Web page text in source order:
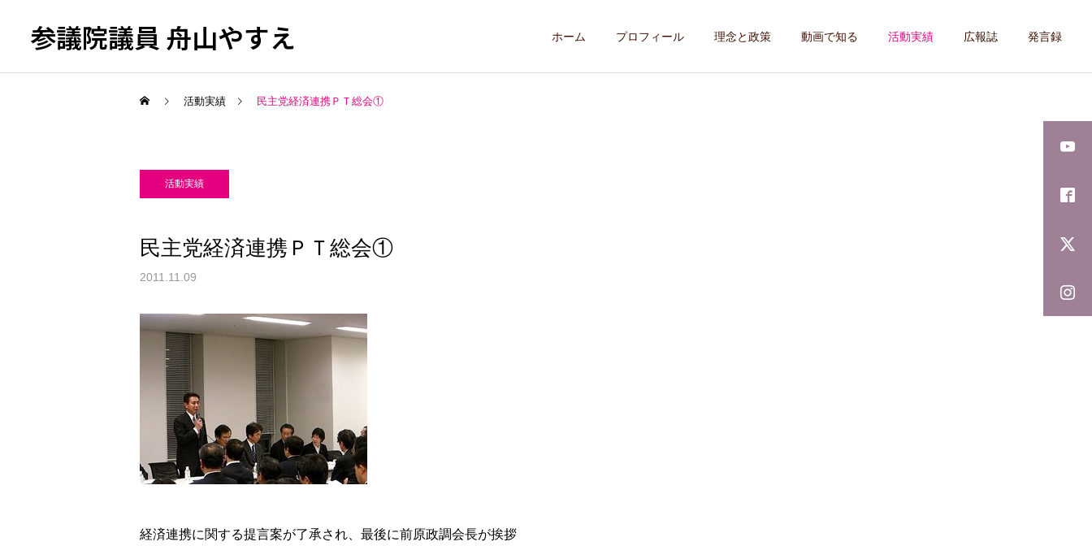
参議院議員 舟山やすえ ホーム プロフィール 理念と政策 動画で知る 活動実績 広報誌 発言録
活動実績 民主党経済連携ＰＴ総会①
活動実績
民主党経済連携ＰＴ総会①
2011.11.09
経済連携に関する提言案が了承され、最後に前原政調会長が挨拶